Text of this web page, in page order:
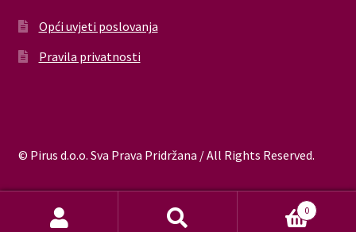
Opći uvjeti poslovanja
Pravila privatnosti
© Pirus d.o.o. Sva Prava Pridržana / All Rights Reserved.
0